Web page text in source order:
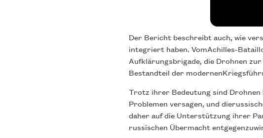
Der Bericht beschreibt auch, wie
integriert haben. VomAchilles-
Aufklärungsbrigade, die Drohnen
Bestandteil der
Trotz ihrer Bedeutung sind Drohnen
Problemen versagen, und
daher auf die Unterstützung ihrer
russischen Übermacht